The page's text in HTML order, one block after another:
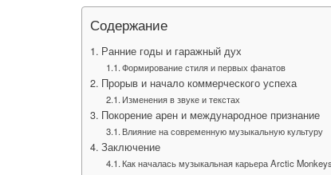
Содержание
Ранние годы и гаражный дух
Формирование стиля и первых фанатов
Прорыв и начало коммерческого успеха
Изменения в звуке и текстах
Покорение арен и международное признание
Влияние на современную музыкальную культуру
Заключение
Как началась музыкальная карьера Arctic